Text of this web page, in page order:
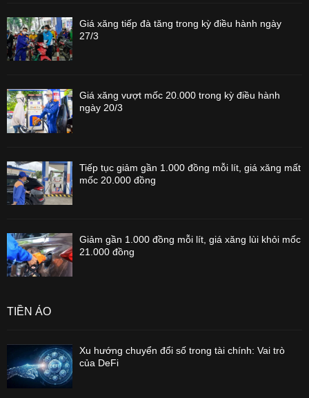
Giá xăng tiếp đà tăng trong kỳ điều hành ngày
27/3
Giá xăng vượt mốc 20.000 trong kỳ điều hành
ngày 20/3
Tiếp tục giảm gần 1.000 đồng mỗi lít, giá xăng mất
mốc 20.000 đồng
Giảm gần 1.000 đồng mỗi lít, giá xăng lùi khỏi mốc
21.000 đồng
TIỀN ẢO
Xu hướng chuyển đổi số trong tài chính: Vai trò
của DeFi